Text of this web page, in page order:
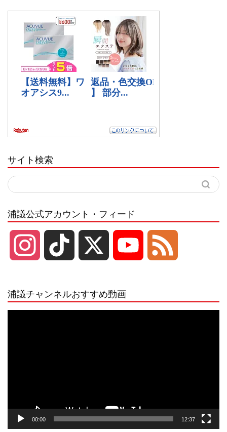
サイト検索
浦議公式アカウント・フィード
r e
浦議チャンネルおすすめ動画
00:00 12:37